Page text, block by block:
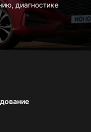
диагностике